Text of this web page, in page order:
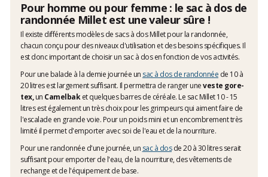
Pour homme ou pour femme : le sac à dos de
randonnée Millet est une valeur sûre !
Il existe différents modèles de sacs à dos Millet pour la randonnée,
chacun conçu pour des niveaux d'utilisation et des besoins spécifiques. Il
est donc important de choisir un sac à dos en fonction de vos activités.
Pour une balade à la demie journée un sac à dos de randonnée de 10 à
20 litres est largement suffisant. Il permettra de ranger uneveste gore-
tex,un Camelbaket quelques barres de céréale. Le sac Millet 10 - 15
litres est également un très choix pour les grimpeurs qui aiment faire de
l'escalade en grande voie. Pour un poids mini et un encombrement très
limité il permet d'emporter avec soi de l'eau et de la nourriture.
Pour une randonnée d'une journée, un sac à dosde 20 à 30 litres serait
suffisant pour emporter de l'eau, de la nourriture, des vêtements de
rechange et de l'équipement de base.